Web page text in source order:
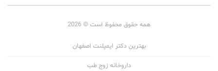
همه حقوق محفوظ است © 2026
بهترین دکتر ایمپلنت اصفهان
داروخانه زوج طب